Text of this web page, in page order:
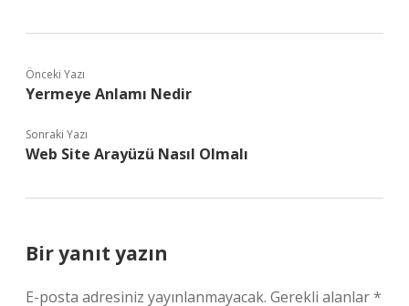
Önceki Yazı
Yermeye Anlamı Nedir
Sonraki Yazı
Web Site Arayüzü Nasıl Olmalı
Bir yanıt yazın
E-posta adresiniz yayınlanmayacak. Gerekli alanlar*